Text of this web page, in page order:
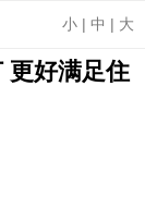
小 | 中 | 大
更好满足住